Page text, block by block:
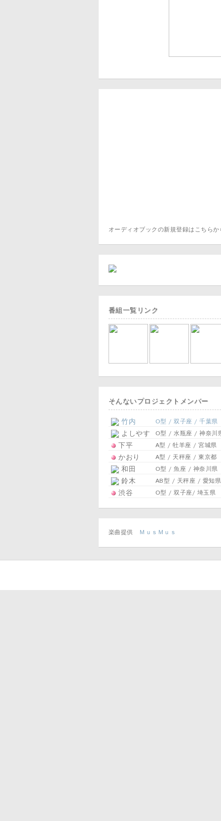
オーディオブックの新規登録はこちら
番組一覧リンク
そんないプロジェクトメンバー
竹内 O型 / 双子座 / 千葉県
よしやす O型 / 水瓶座 / 神奈川
下平 A型 / 牡羊座 / 宮城県
かおり A型 / 天秤座 / 東京都
和田 O型 / 魚座 / 神奈川県
鈴木 AB型 / 天秤座 / 愛知県
渋谷 O型 / 双子座/ 埼玉県
楽曲提供 ＭｕｓＭｕｓ